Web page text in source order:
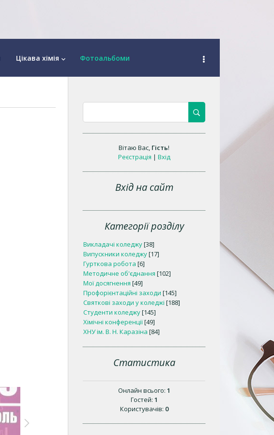
Цікава хімія keyboard_arrow_down Фотоальбоми
Вітаю Вас, Гість!
Реєстрація | Вхід
Вхід на сайт
Категорії розділу
Викладачі коледжу[38]
Випускники коледжу[17]
Гурткова робота [6]
Методичне об'єднання [102]
Мої досягнення [49]
Профорієнтаційні заходи [145]
Святкові заходи у коледжі [188]
Студенти коледжу[145]
Хімічні конференції[49]
ХНУ ім. В. Н. Каразіна [84]
Статистика
Онлайн всього: 1
Гостей: 1
Користувачів: 0